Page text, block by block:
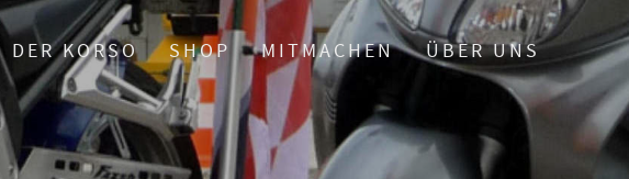
DER KORSO SHOP MITMACHEN ÜBER UNS